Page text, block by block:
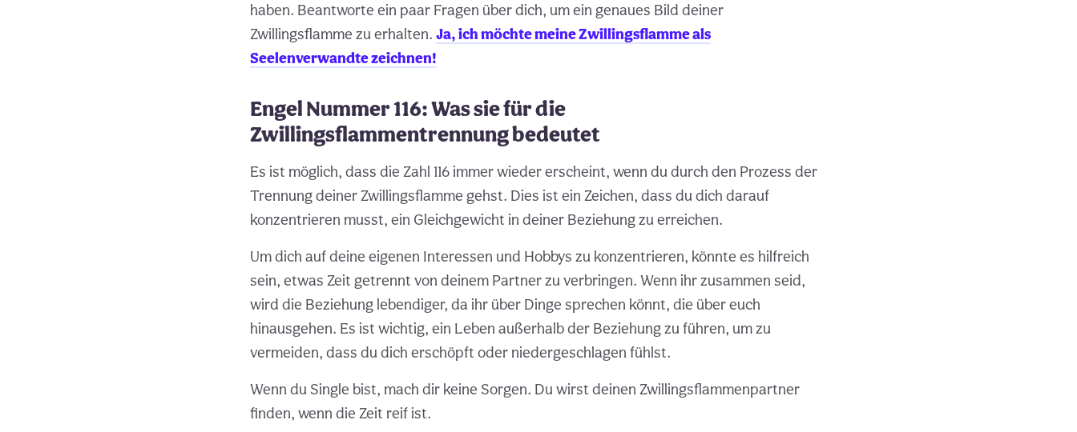
haben. Beantworte ein paar Fragen über dich, um ein genaues Bild deiner
Zwillingsflamme zu erhalten. Ja, ich möchte meine Zwillingsflamme als
Seelenverwandte zeichnen!
Engel Nummer 116: Was sie für die
Zwillingsflammentrennung bedeutet
Es ist möglich, dass die Zahl 116 immer wieder erscheint, wenn du durch den Prozess der
Trennung deiner Zwillingsflamme gehst. Dies ist ein Zeichen, dass du dich darauf
konzentrieren musst, ein Gleichgewicht in deiner Beziehung zu erreichen.
Um dich auf deine eigenen Interessen und Hobbys zu konzentrieren, könnte es hilfreich
sein, etwas Zeit getrennt von deinem Partner zu verbringen. Wenn ihr zusammen seid,
wird die Beziehung lebendiger, da ihr über Dinge sprechen könnt, die über euch
hinausgehen. Es ist wichtig, ein Leben außerhalb der Beziehung zu führen, um zu
vermeiden, dass du dich erschöpft oder niedergeschlagen fühlst.
Wenn du Single bist, mach dir keine Sorgen. Du wirst deinen Zwillingsflammenpartner
finden, wenn die Zeit reif ist.